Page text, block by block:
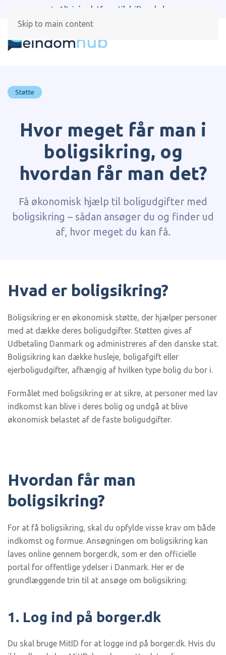
Skip to main content
Alt-i-én platform til drift og beboere
Støtte
Hvor meget får man i
boligsikring, og
hvordan får man det?
Få økonomisk hjælp til boligudgifter med
boligsikring – sådan ansøger du og finder ud
af, hvor meget du kan få.
Hvad er boligsikring?
Boligsikring er en økonomisk støtte, der hjælper personer
med at dække deres boligudgifter. Støtten gives af
Udbetaling Danmark og administreres af den danske stat.
Boligsikring kan dække husleje, boligafgift eller
ejerboligudgifter, afhængig af hvilken type bolig du bor i.
Formålet med boligsikring er at sikre, at personer med lav
indkomst kan blive i deres bolig og undgå at blive
økonomisk belastet af de faste boligudgifter.
Hvordan får man
boligsikring?
For at få boligsikring, skal du opfylde visse krav om både
indkomst og formue. Ansøgningen om boligsikring kan
laves online gennem borger.dk, som er den officielle
portal for offentlige ydelser i Danmark. Her er de
grundlæggende trin til at ansøge om boligsikring:
1. Log ind på borger.dk
Du skal bruge MitID for at logge ind på borger.dk. Hvis du